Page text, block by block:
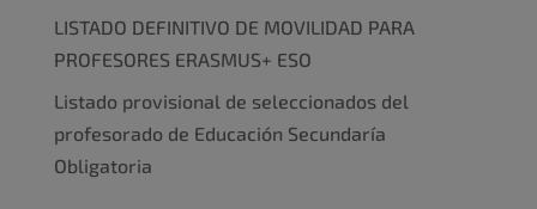
LISTADO DEFINITIVO DE MOVILIDAD PARA
PROFESORES ERASMUS+ ESO
Listado provisional de seleccionados del
profesorado de Educación Secundaría
Obligatoria